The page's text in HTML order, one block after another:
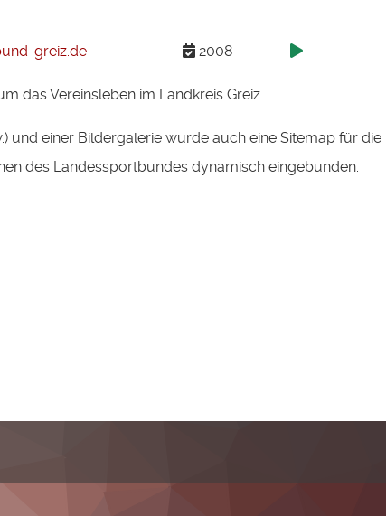
greiz.de 2008
das Vereinsleben im Landkreis Greiz.
und einer Bildergalerie wurde auch eine Sitemap für die
des Landessportbundes dynamisch eingebunden.